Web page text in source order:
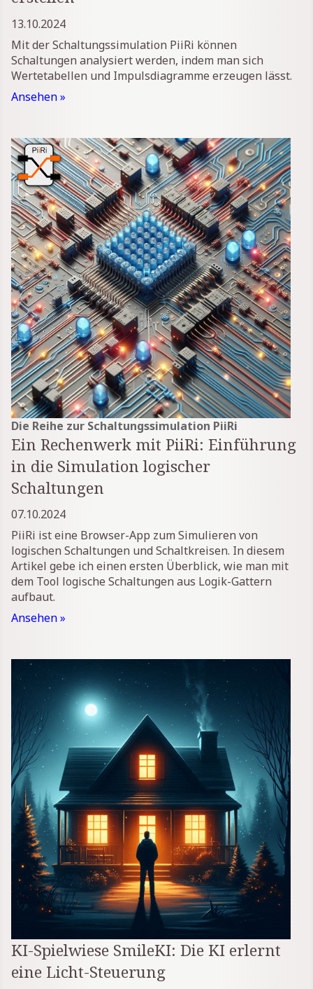
13.10.2024
Mit der Schaltungssimulation PiiRi können
Schaltungen analysiert werden, indem man sich
Wertetabellen und Impulsdiagramme erzeugen lässt.
Ansehen »
Die Reihe zur Schaltungssimulation PiiRi
Ein Rechenwerk mit PiiRi: Einführung
in die Simulation logischer
Schaltungen
07.10.2024
PiiRi ist eine Browser-App zum Simulieren von
logischen Schaltungen und Schaltkreisen. In diesem
Artikel gebe ich einen ersten Überblick, wie man mit
dem Tool logische Schaltungen aus Logik-Gattern
aufbaut.
Ansehen »
KI-Spielwiese SmileKI: Die KI erlernt
eine Licht-Steuerung